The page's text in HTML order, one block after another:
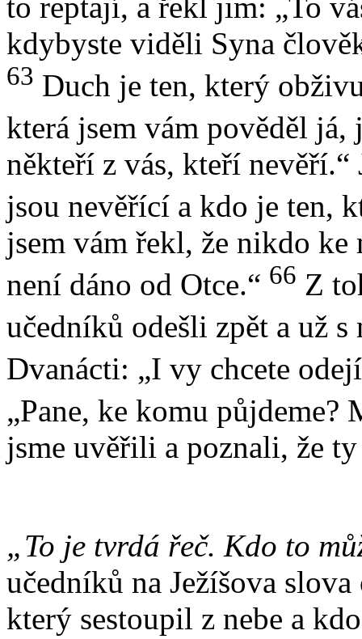
kdybyste viděli Syna
63 Duch je ten, který
která jsem vám pověděl
někteří z vás, kteří
jsou nevěřící a kdo je ten,
jsem vám řekl, že nikdo
není dáno od Otce.“ 66 Z
učedníků odešli zpět a už
Dvanácti: „I vy chcete
„Pane, ke komu
jsme uvěřili a poznali, že
„To je tvrdá řeč. Kdo to
učedníků na Ježíšova
který sestoupil z nebe a